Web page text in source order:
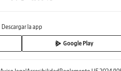
Descargar la app
Google Play